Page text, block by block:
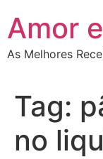
para
conteúdo
Amor
As Melhores
Tag:
no